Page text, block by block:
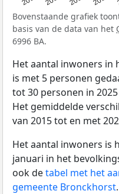
Bovenstaande grafiek
basis van de data van het
6996 BA.
Het aantal inwoners in
is met 5 personen
tot 30 personen in
Het gemiddelde
van 2015 tot en met
Het aantal inwoners is
januari in het
ook detabel met het
gemeente Bronckhorst.